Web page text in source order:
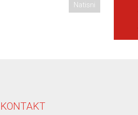
Natisni
KONTAKT